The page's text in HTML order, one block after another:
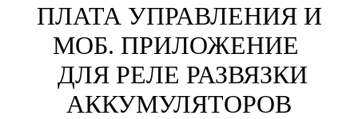
ПЛАТА УПРАВЛЕНИЯ И
МОБ. ПРИЛОЖЕНИЕ
ДЛЯ РЕЛЕ РАЗВЯЗКИ
АККУМУЛЯТОРОВ